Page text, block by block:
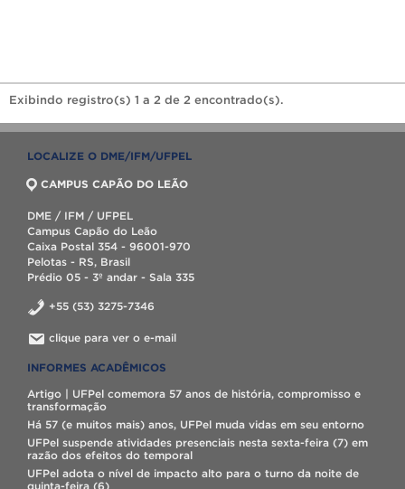
Exibindo registro(s) 1 a 2 de 2 encontrado(s).
LOCALIZE O DME/IFM/UFPEL
CAMPUS CAPÃO DO LEÃO
DME / IFM / UFPEL
Campus Capão do Leão
Caixa Postal 354 - 96001-970
Pelotas - RS, Brasil
Prédio 05 - 3º andar - Sala 335
+55 (53) 3275-7346
clique para ver o e-mail
INFORMES ACADÊMICOS
Artigo | UFPel comemora 57 anos de história, compromisso e
transformação
Há 57 (e muitos mais) anos, UFPel muda vidas em seu entorno
UFPel suspende atividades presenciais nesta sexta-feira (7) em
razão dos efeitos do temporal
UFPel adota o nível de impacto alto para o turno da noite de
quinta-feira (6)